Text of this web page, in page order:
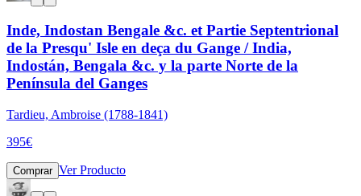
Inde, Indostan Bengale &c. et Partie Septentrional
de la Presqu' Isle en deça du Gange / India,
Indostán, Bengala &c. y la parte Norte de la
Península del Ganges
Tardieu, Ambroise (1788-1841)
395€
Comprar Ver Producto